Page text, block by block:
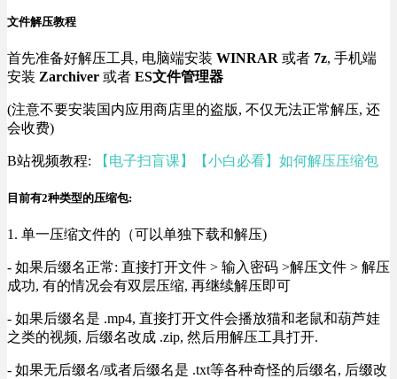
文件解压教程
首先准备好解压工具, 电脑端安装 WINRAR 或者 7z, 手机端
安装 Zarchiver 或者 ES文件管理器
(注意不要安装国内应用商店里的盗版, 不仅无法正常解压, 还
会收费)
B站视频教程: 【电子扫盲课】【小白必看】如何解压压缩包
目前有2种类型的压缩包:
1. 单一压缩文件的（可以单独下载和解压)
- 如果后缀名正常: 直接打开文件 > 输入密码 >解压文件 > 解压
成功, 有的情况会有双层压缩, 再继续解压即可
- 如果后缀名是 .mp4, 直接打开文件会播放猫和老鼠和葫芦娃
之类的视频, 后缀名改成 .zip, 然后用解压工具打开.
- 如果无后缀名/或者后缀名是 .txt等各种奇怪的后缀名, 后缀改